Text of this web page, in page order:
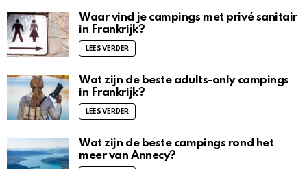
Waar vind je campings met privé sanitair
in Frankrijk?
LEES VERDER
Wat zijn de beste adults-only campings
in Frankrijk?
LEES VERDER
Wat zijn de beste campings rond het
meer van Annecy?